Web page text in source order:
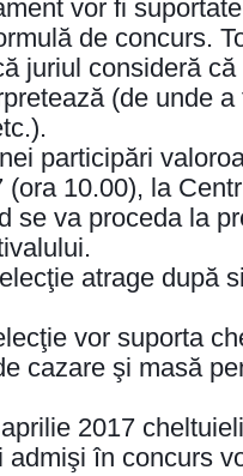
vor fi
de concurs.
juriul consideră
(de unde
participări
10.00), la
se va proceda la
atrage după
vor suporta
cazare şi masă
2017
admişi în concurs